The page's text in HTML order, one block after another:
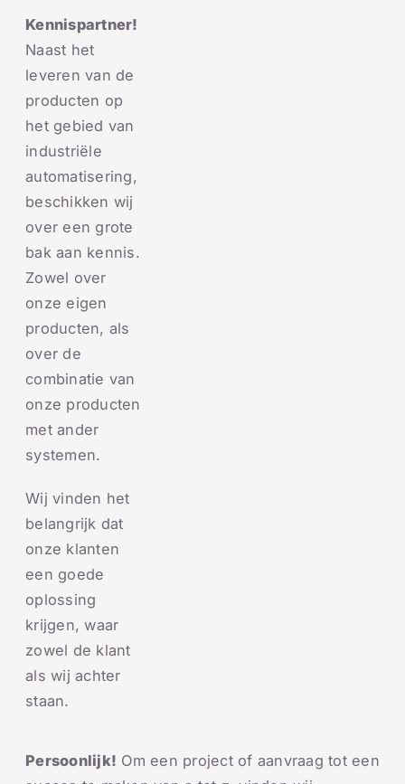
Kennispartner!
Naast het
leveren van de
producten op
het gebied van
industriële
automatisering,
beschikken wij
over een grote
bak aan kennis.
Zowel over
onze eigen
producten, als
over de
combinatie van
onze producten
met ander
systemen.
Wij vinden het
belangrijk dat
onze klanten
een goede
oplossing
krijgen, waar
zowel de klant
als wij achter
staan.
Persoonlijk! Om een project of aanvraag tot een